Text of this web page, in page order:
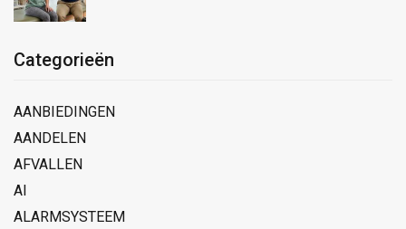
Categorieën
AANBIEDINGEN
AANDELEN
AFVALLEN
AI
ALARMSYSTEEM